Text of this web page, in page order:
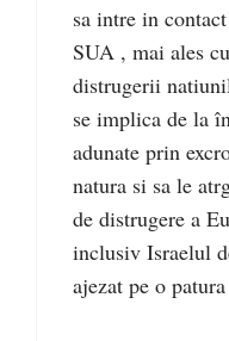
sa intre in
SUA , mai ales
distrugerii
se implica de la
adunate prin
natura si sa le
de distrugere a
inclusiv Israelul
ajezat pe o